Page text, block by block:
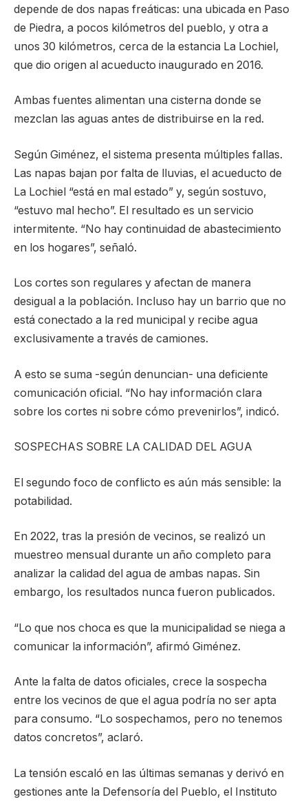
depende de dos napas freáticas: una ubicada en Paso
de Piedra, a pocos kilómetros del pueblo, y otra a
unos 30 kilómetros, cerca de la estancia La Lochiel,
que dio origen al acueducto inaugurado en 2016.
Ambas fuentes alimentan una cisterna donde se
mezclan las aguas antes de distribuirse en la red.
Según Giménez, el sistema presenta múltiples fallas.
Las napas bajan por falta de lluvias, el acueducto de
La Lochiel “está en mal estado” y, según sostuvo,
“estuvo mal hecho”. El resultado es un servicio
intermitente. “No hay continuidad de abastecimiento
en los hogares”, señaló.
Los cortes son regulares y afectan de manera
desigual a la población. Incluso hay un barrio que no
está conectado a la red municipal y recibe agua
exclusivamente a través de camiones.
A esto se suma -según denuncian- una deficiente
comunicación oficial. “No hay información clara
sobre los cortes ni sobre cómo prevenirlos”, indicó.
SOSPECHAS SOBRE LA CALIDAD DEL AGUA
El segundo foco de conflicto es aún más sensible: la
potabilidad.
En 2022, tras la presión de vecinos, se realizó un
muestreo mensual durante un año completo para
analizar la calidad del agua de ambas napas. Sin
embargo, los resultados nunca fueron publicados.
“Lo que nos choca es que la municipalidad se niega a
comunicar la información”, afirmó Giménez.
Ante la falta de datos oficiales, crece la sospecha
entre los vecinos de que el agua podría no ser apta
para consumo. “Lo sospechamos, pero no tenemos
datos concretos”, aclaró.
La tensión escaló en las últimas semanas y derivó en
gestiones ante la Defensoría del Pueblo, el Instituto